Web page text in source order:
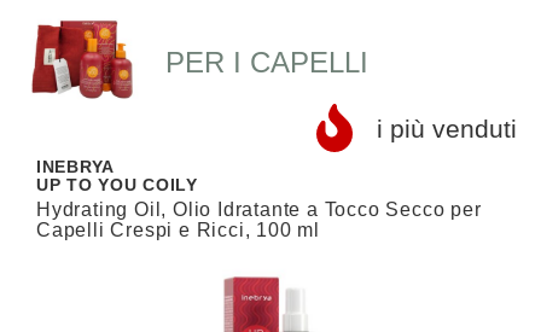
PER I CAPELLI
i più venduti
INEBRYA
UP TO YOU COILY
Hydrating Oil, Olio Idratante a Tocco Secco per
Capelli Crespi e Ricci, 100 ml